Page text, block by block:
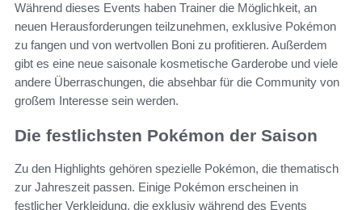
Während dieses Events haben Trainer die Möglichkeit, an
neuen Herausforderungen teilzunehmen, exklusive Pokémon
zu fangen und von wertvollen Boni zu profitieren. Außerdem
gibt es eine neue saisonale kosmetische Garderobe und viele
andere Überraschungen, die absehbar für die Community von
großem Interesse sein werden.
Die festlichsten Pokémon der Saison
Zu den Highlights gehören spezielle Pokémon, die thematisch
zur Jahreszeit passen. Einige Pokémon erscheinen in
festlicher Verkleidung, die exklusiv während des Events